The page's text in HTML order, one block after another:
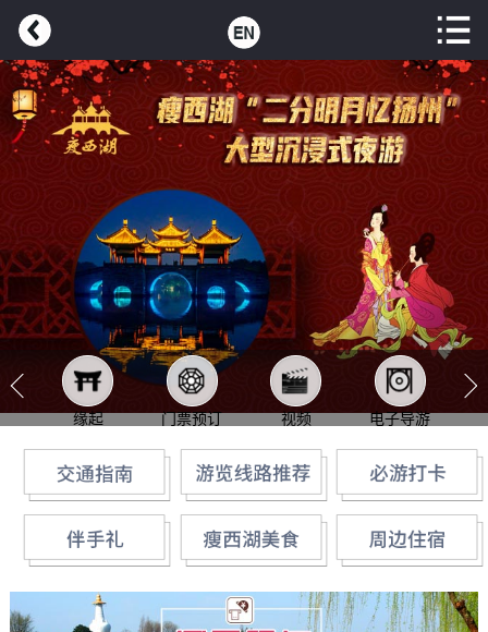
缘起 门票预订 视频 电子导游